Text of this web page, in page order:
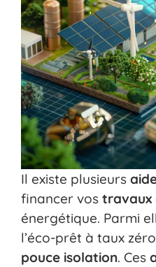
Il existe plusieurs
financer vos travaux
énergétique. Parmi
l’éco-prêt à taux
pouce isolation. Ces